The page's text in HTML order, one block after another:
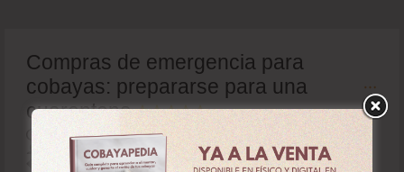
Compras de emergencia para
cobayas: prepararse para una
cuarentena
5 (1)
6 ABRIL 2020
ANA FERNÁNDEZ
RECURSOS